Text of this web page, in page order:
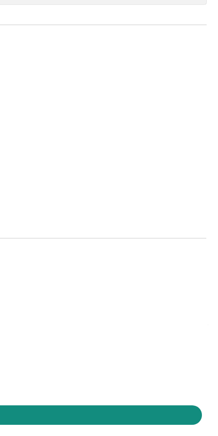
bayas de enebro, jengibre, hinojo, extracto de té verde,
vitaminas [suplemento de vitamina E, ácido
de vitamina A, niacina, pantotenato de calcio, inositol,